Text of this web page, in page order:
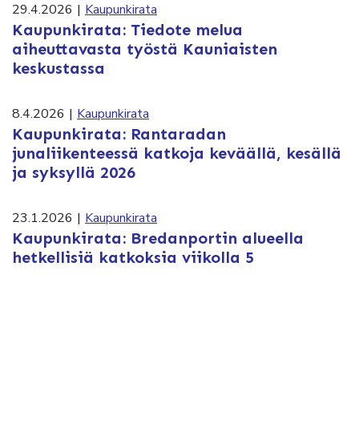
29.4.2026 | Kaupunkirata
Kaupunkirata: Tiedote melua
aiheuttavasta työstä Kauniaisten
keskustassa
8.4.2026 | Kaupunkirata
Kaupunkirata: Rantaradan
junaliikenteessä katkoja keväällä, kesällä
ja syksyllä 2026
23.1.2026 | Kaupunkirata
Kaupunkirata: Bredanportin alueella
hetkellisiä katkoksia viikolla 5